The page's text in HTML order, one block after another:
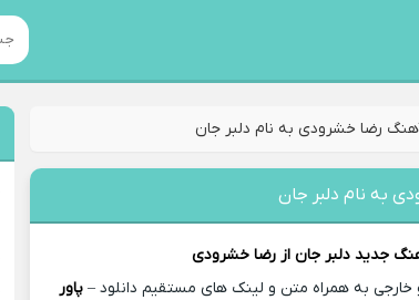
آهنگ رضا خشرودی به نام دلبر جان
به نام دلبر جان
جدید دلبر جان از رضا خشرودی
خارجی به همراه متن و لینک های مستقیم دانلود –پاور